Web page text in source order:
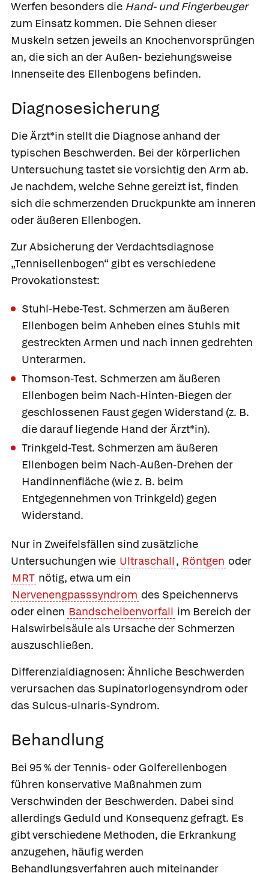
Werfen besonders die Hand- und Fingerbeuger
zum Einsatz kommen. Die Sehnen dieser
Muskeln setzen jeweils an Knochenvorsprüngen
an, die sich an der Außen- beziehungsweise
Innenseite des Ellenbogens befinden.
Diagnosesicherung
Die Ärzt*in stellt die Diagnose anhand der
typischen Beschwerden. Bei der körperlichen
Untersuchung tastet sie vorsichtig den Arm ab.
Je nachdem, welche Sehne gereizt ist, finden
sich die schmerzenden Druckpunkte am inneren
oder äußeren Ellenbogen.
Zur Absicherung der Verdachtsdiagnose
„Tennisellenbogen“ gibt es verschiedene
Provokationstest:
Stuhl-Hebe-Test. Schmerzen am äußeren
Ellenbogen beim Anheben eines Stuhls mit
gestreckten Armen und nach innen gedrehten
Unterarmen.
Thomson-Test. Schmerzen am äußeren
Ellenbogen beim Nach-Hinten-Biegen der
geschlossenen Faust gegen Widerstand (z. B.
die darauf liegende Hand der Ärzt*in).
Trinkgeld-Test. Schmerzen am äußeren
Ellenbogen beim Nach-Außen-Drehen der
Handinnenfläche (wie z. B. beim
Entgegennehmen von Trinkgeld) gegen
Widerstand.
Nur in Zweifelsfällen sind zusätzliche
Untersuchungen wie Ultraschall, Röntgen oder
MRT nötig, etwa um ein
Nervenengpasssyndrom des Speichennervs
oder einen Bandscheibenvorfall im Bereich der
Halswirbelsäule als Ursache der Schmerzen
auszuschließen.
Differenzialdiagnosen: Ähnliche Beschwerden
verursachen das Supinatorlogensyndrom oder
das Sulcus-ulnaris-Syndrom.
Behandlung
Bei 95 % der Tennis- oder Golferellenbogen
führen konservative Maßnahmen zum
Verschwinden der Beschwerden. Dabei sind
allerdings Geduld und Konsequenz gefragt. Es
gibt verschiedene Methoden, die Erkrankung
anzugehen, häufig werden
Behandlungsverfahren auch miteinander